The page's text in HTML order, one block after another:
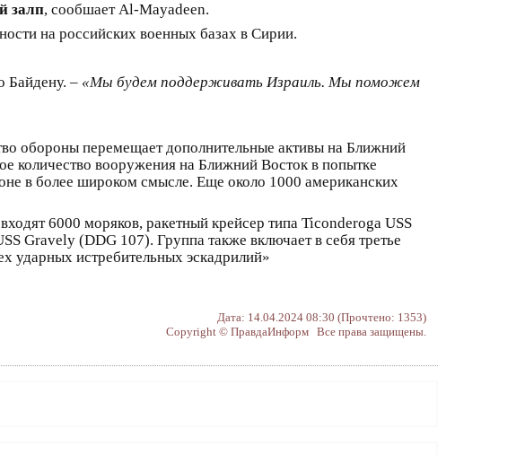
залп, сообшает Al-Mayadeen.
на российских военных базах в Сирии.
Байдену. – «Мы будем поддерживать Израиль. Мы поможем
обороны перемещает дополнительные активы на Ближний
вооружения на Ближний Восток в попытке
в более широком смысле. Еще около 1000 американских
6000 моряков, ракетный крейсер типа Ticonderoga USS
Gravely (DDG 107). Группа также включает в себя третье
ударных истребительных эскадрилий»
Дата: 14.04.2024 08:30 (Прочтено: 1353)
Copyright © ПравдаИнформ Все права защищены.